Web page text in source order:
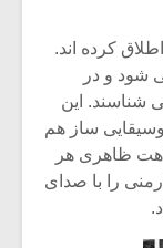
کرده اند.
شود و در
شناسند. این
ساز هم
ظاهری هر
را با صدای